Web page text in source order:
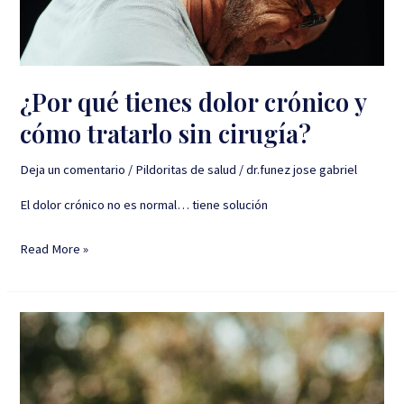
¿Por qué tienes dolor crónico y
cómo tratarlo sin cirugía?
Deja un comentario / Pildoritas de salud /dr.funez jose gabriel
El dolor crónico no es normal… tiene solución
cómo
tratarlo
sin
cirugía?
Read More »
¿Que
dolor